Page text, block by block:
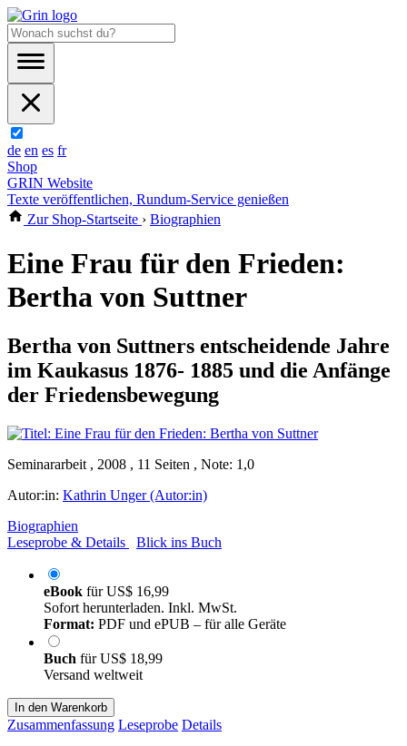
de en es fr
Shop
GRIN Website
Texte veröffentlichen, Rundum-Service genießen
Zur Shop-Startseite › Biographien
Eine Frau für den Frieden:
Bertha von Suttner
Bertha von Suttners entscheidende Jahre
im Kaukasus 1876- 1885 und die Anfänge
der Friedensbewegung
Seminararbeit , 2008 , 11 Seiten , Note: 1,0
Autor:in: Kathrin Unger (Autor:in)
Biographien
Leseprobe & Details
Blick ins Buch
eBook fürUS$ 16,99
Sofort herunterladen. Inkl. MwSt.
Format: PDF und ePUB – für alle Geräte
Buch fürUS$ 18,99
Versand weltweit
In den Warenkorb
Zusammenfassung Leseprobe Details